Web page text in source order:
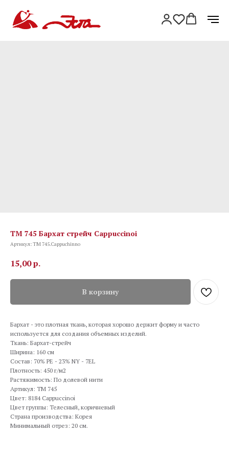
TM 745 Бархат стрейч Cappuccinoi
Артикул:TM 745.Cappuchinno
15,00р.
В корзину
Бархат - это плотная ткань, которая хорошо держит форму и часто
используется для создания объемных изделий.
Ткань: Бархат-стрейч
Ширина: 160 см
Состав: 70% PE - 23% NY - 7EL
Плотность: 450 г/м2
Растяжимость: По долевой нити
Артикул: TM 745
Цвет: 8184 Cappuccinoi
Цвет группы: Телесный, коричневый
Страна производства: Корея
Минимальный отрез: 20 см.